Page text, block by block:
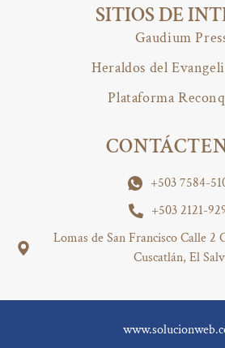
+503 7584-
+503 2121-
Lomas de San Francisco Calle 2
Cuscatlán, El
SITIOS DE
Gaudium
Heraldos del
Plataforma